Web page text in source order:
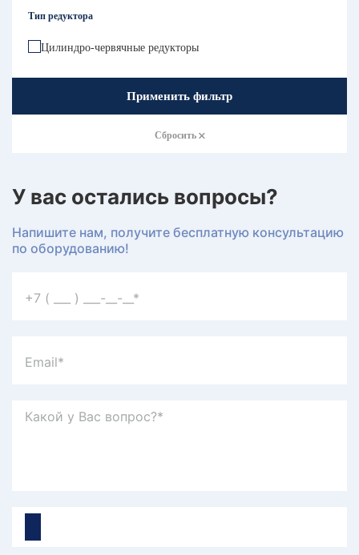
Тип редуктора
Цилиндро-червячные редукторы
Применить фильтр
Сбросить
У вас остались вопросы?
Напишите нам, получите бесплатную консультацию
по оборудованию!